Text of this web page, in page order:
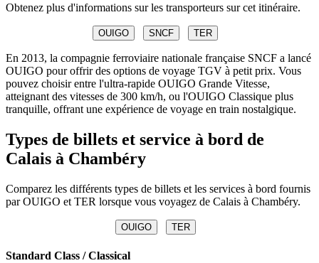
Obtenez plus d'informations sur les transporteurs sur cet itinéraire.
OUIGO SNCF TER
En 2013, la compagnie ferroviaire nationale française SNCF a lancé
OUIGO pour offrir des options de voyage TGV à petit prix. Vous
pouvez choisir entre l'ultra-rapide OUIGO Grande Vitesse,
atteignant des vitesses de 300 km/h, ou l'OUIGO Classique plus
tranquille, offrant une expérience de voyage en train nostalgique.
Types de billets et service à bord de
Calais à Chambéry
Comparez les différents types de billets et les services à bord fournis
par OUIGO et TER lorsque vous voyagez de Calais à Chambéry.
OUIGO TER
Standard Class / Classical